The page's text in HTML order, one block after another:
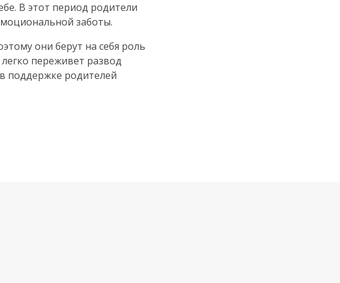
В этот период родители
заботы.
они берут на себя роль
переживет развод
поддержке родителей